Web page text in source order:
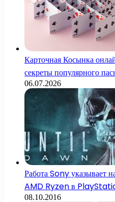
Карточная Косынка
секреты популярного
06.07.2026
Работа Sony указывает
AMD Ryzen в
08.10.2016